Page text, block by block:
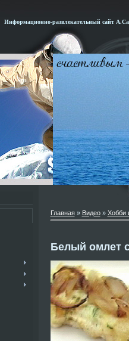
Информационно-развлекательный сайт
Главная» Видео» Хобби
Белый омлет